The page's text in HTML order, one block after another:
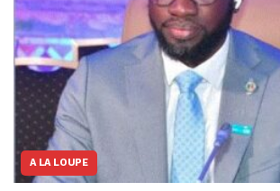
A LA LOUPE